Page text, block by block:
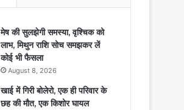
मेष की सुलझेगी समस्या, वृश्चिक को
लाभ, मिथुन राशि सोच समझकर लें
कोई भी फैसला
August 8, 2026
खाई में गिरी बोलेरो, एक ही परिवार के
छह की मौत, एक किशोर घायल